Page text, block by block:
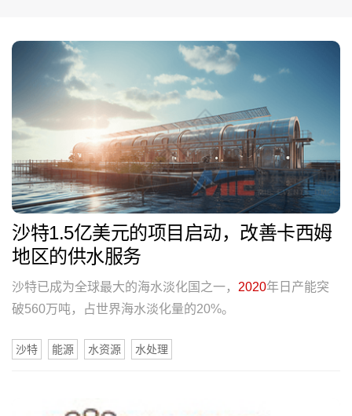
沙特1.5亿美元的项目启动，改善卡西姆
地区的供水服务
沙特已成为全球最大的海水淡化国之一， 2020年日产能突
破560万吨，占世界海水淡化量的20%。
沙特 能源 水资源 水处理